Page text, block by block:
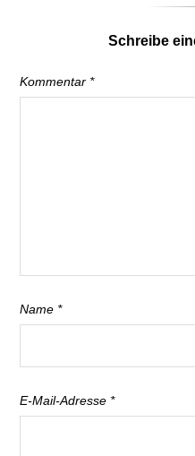
Schreibe
Kommentar *
Name *
E-Mail-Adresse *